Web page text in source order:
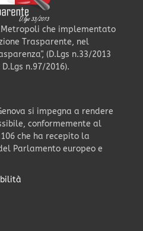
che implementato
Trasparente, nel
(D.Lgs n.33/2013
n.97/2016).
si impegna a rendere
conformemente al
che ha recepito la
Parlamento europeo e